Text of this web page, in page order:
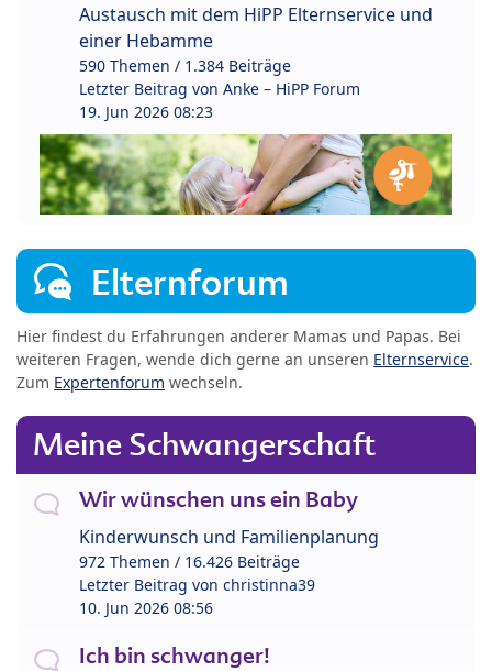
Austausch mit dem HiPP Elternservice und
einer Hebamme
590 Themen / 1.384 Beiträge
Letzter Beitrag von Anke – HiPP Forum
19. Jun 2026 08:23
Elternforum
Hier findest du Erfahrungen anderer Mamas und Papas. Bei
weiteren Fragen, wende dich gerne an unseren Elternservice.
Zum Expertenforum wechseln.
Meine Schwangerschaft
Wir wünschen uns ein Baby
Kinderwunsch und Familienplanung
972 Themen / 16.426 Beiträge
Letzter Beitrag von christinna39
10. Jun 2026 08:56
Ich bin schwanger!